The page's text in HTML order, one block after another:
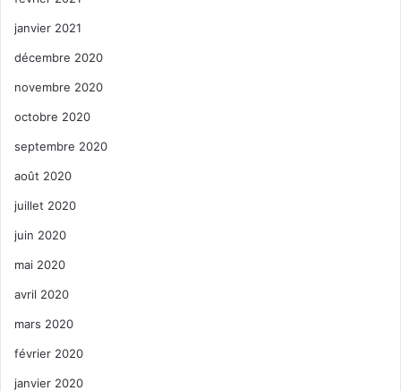
janvier 2021
décembre 2020
novembre 2020
octobre 2020
septembre 2020
août 2020
juillet 2020
juin 2020
mai 2020
avril 2020
mars 2020
février 2020
janvier 2020